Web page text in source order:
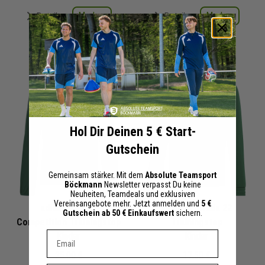
Details Merken
+ 63 Interessenten
Details Merken
+ 36 Interessenten
adidas Tiro 24
Competition Trainingstop
25,00 €
adidas Entrada 22
17,50 €
Hol Dir Deinen 5 € Start-
Gutschein
Gemeinsam stärker. Mit dem Absolute Teamsport
Böckmann Newsletter verpasst Du keine
Neuheiten, Teamdeals und exklusiven
Vereinsangebote mehr. Jetzt anmelden und 5 €
Gutschein ab 50 € Einkaufswert sichern.
Dein E-mail Adresse